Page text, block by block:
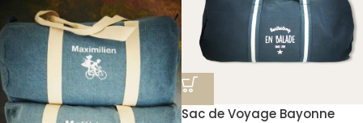
Sac de Voyage Bayonne